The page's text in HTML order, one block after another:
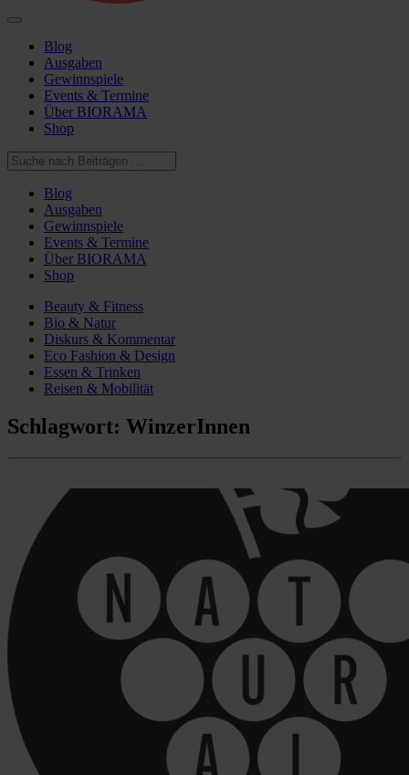
Blog
Ausgaben
Gewinnspiele
Events & Termine
Über BIORAMA
Shop
Blog
Ausgaben
Gewinnspiele
Events & Termine
Über BIORAMA
Shop
Beauty & Fitness
Bio & Natur
Diskurs & Kommentar
Eco Fashion & Design
Essen & Trinken
Reisen & Mobilität
Schlagwort: WinzerInnen